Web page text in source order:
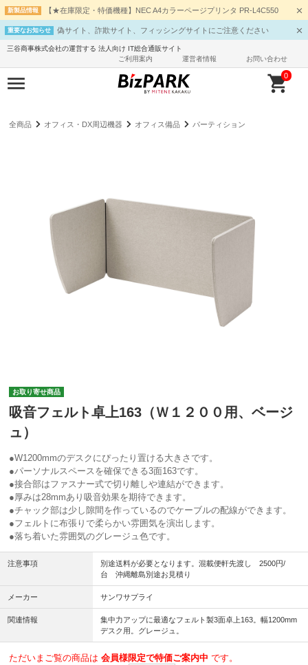
新製品情報 【★在庫限定・特価機種】NEC A4カラーページプリンタ PR-L4C550
重要なお知らせ 偽サイト、詐欺サイト、フィッシングサイトにご注意ください
三谷商事株式会社の運営する 法人向け IT総合通販サイト
ご利用案内
運営者情報 お問い合わせ
0
全商品 オフィス・DX周辺機器 オフィス備品 パーティション
お取り寄せ商品
吸音フェルト卓上163（Ｗ１２００用、ベージ
ュ）
●W1200mmのデスクにぴったり置ける大きさです。
●パーソナルスペースを確保できる3面163です。
●接合部はファスナー式で切り離しや連結ができます。
●厚みは28mmあり吸音効果を期待できます。
●チャック部は少し隙間を作っているのでケーブルの配線ができます。
●フェルトに布張りで柔らかい雰囲気を演出します。
●落ち着いた雰囲気のグレージュ色です。
注意事項
別途送料が必要となります。混載便軒先渡し 2500円/
台 沖縄離島別途お見積り
メーカー サンワサプライ
関連情報
集中力アップに最適なフェルト製3面卓上163。幅1200mm
デスク用。グレージュ。
ただいまご覧の商品は 会員様限定で特価ご案内中 です。